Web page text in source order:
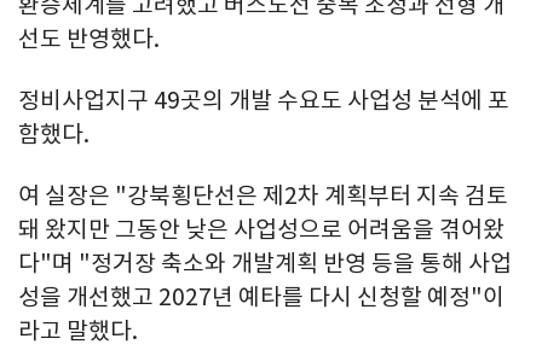
선도 반영했다.
정비사업지구 49곳의 개발 수요도 사업성 분석에 포
함했다.
여 실장은 "강북횡단선은 제2차 계획부터 지속 검토
돼 왔지만 그동안 낮은 사업성으로 어려움을 겪어왔
다"며 "정거장 축소와 개발계획 반영 등을 통해 사업
성을 개선했고 2027년 예타를 다시 신청할 예정"이
라고 말했다.